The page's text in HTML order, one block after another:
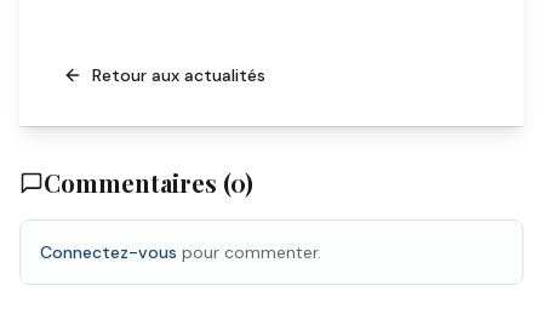
Retour aux actualités
Commentaires (0)
Connectez-vous pour commenter.